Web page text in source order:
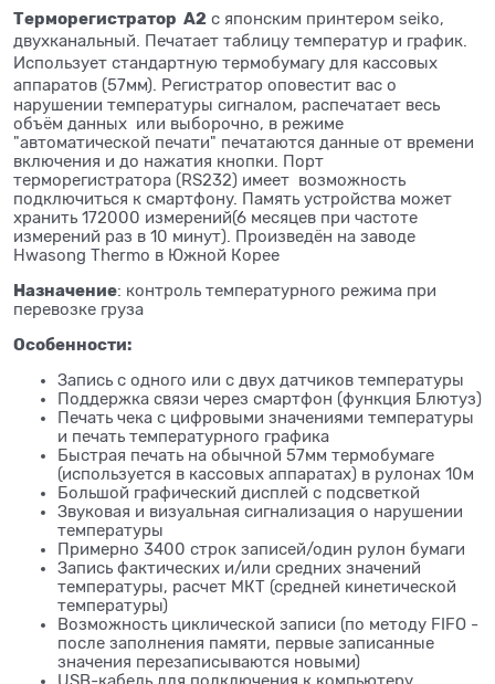
Терморегистратор A2 с японским принтером seiko,
двухканальный. Печатает таблицу температур и график.
Использует стандартную термобумагу для кассовых
аппаратов (57мм).
Регистратор оповестит вас о
нарушении температуры сигналом, распечатает весь
объём данных или выборочно, в режиме
"автоматической печати" печатаются данные от времени
включения и до нажатия кнопки. Порт
терморегистратора (RS232) имеет возможность
подключиться к смартфону. Память устройства может
хранить 172000 измерений(6 месяцев при частоте
измерений раз в 10 минут). Произведён на заводе
Hwasong Thermo в Южной Корее
Назначение: контроль температурного режима при
перевозке груза
Особенности:
Запись с одного или с двух датчиков температуры
Поддержка связи через смартфон (функция Блютуз)
Печать чека с цифровыми значениями температуры
и печать температурного графика
Быстрая печать на обычной 57мм термобумаге
(используется в кассовых аппаратах) в рулонах 10м
Большой графический дисплей с подсветкой
Звуковая и визуальная сигнализация о нарушении
температуры
Примерно 3400 строк записей/один рулон бумаги
Запись фактических и/или средних значений
температуры, расчет МКТ (средней кинетической
температуры)
Возможность циклической записи (по методу FIFO -
после заполнения памяти, первые записанные
значения перезаписываются новыми)